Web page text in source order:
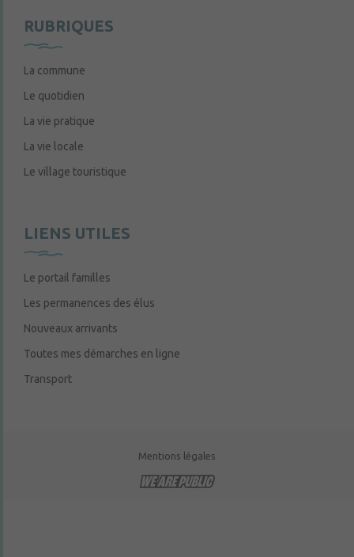
RUBRIQUES
La commune
Le quotidien
La vie pratique
La vie locale
Le village touristique
LIENS UTILES
Le portail familles
Les permanences des élus
Nouveaux arrivants
Toutes mes démarches en ligne
Transport
Mentions légales